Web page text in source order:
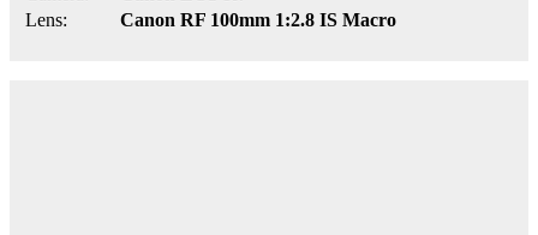
Lens:
Canon RF 100mm 1:2.8 IS Macro